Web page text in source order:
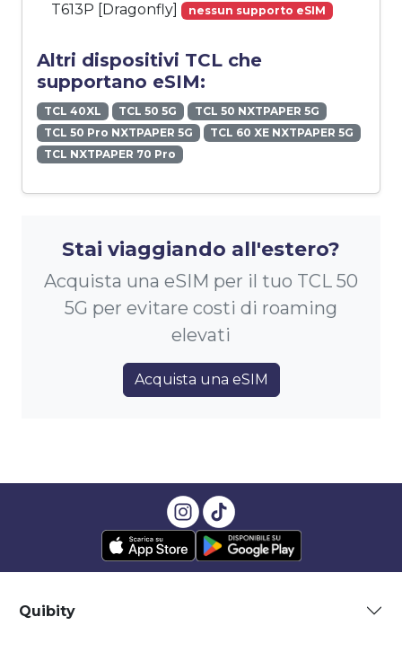
T613P [Dragonfly] nessun supporto eSIM
Altri dispositivi TCL che
supportano eSIM:
TCL 40XL TCL 50 5G
TCL 50 NXTPAPER 5G
TCL 50 Pro NXTPAPER 5G
TCL 60 XE NXTPAPER 5G
TCL NXTPAPER 70 Pro
Stai viaggiando all'estero?
Acquista una eSIM per il tuo TCL 50
5G per evitare costi di roaming
elevati
Acquista una eSIM
Quibity